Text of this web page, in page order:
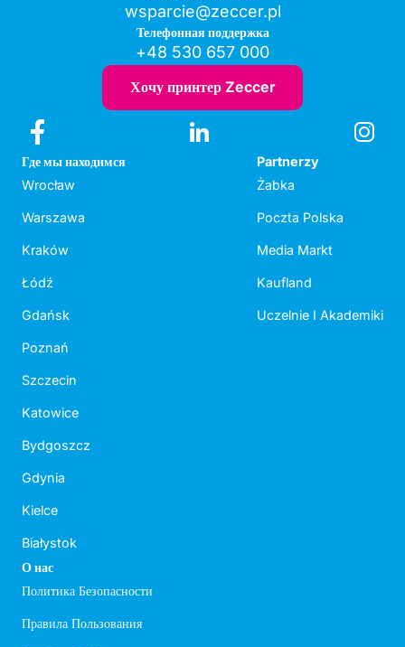
wsparcie@zeccer.pl
Телефонная поддержка
+48 530 657 000
Хочу принтер Zeccer
Где мы находимся
Wrocław
Warszawa
Kraków
Łódź
Gdańsk
Poznań
Szczecin
Katowice
Bydgoszcz
Gdynia
Kielce
Białystok
Partnerzy
Żabka
Poczta Polska
Media Markt
Kaufland
Uczelnie I Akademiki
О нас
Политика Безопасности
Правила Пользования